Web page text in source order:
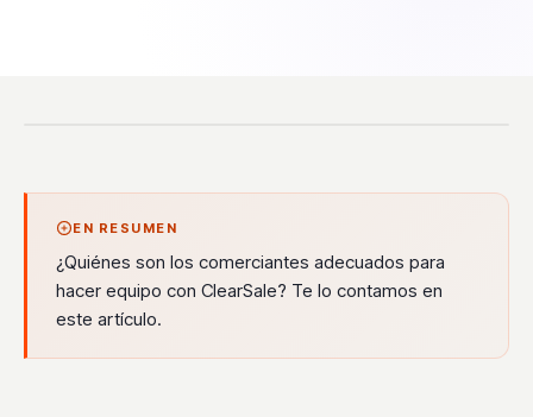
EN RESUMEN
¿Quiénes son los comerciantes adecuados para
hacer equipo con ClearSale? Te lo contamos en
este artículo.